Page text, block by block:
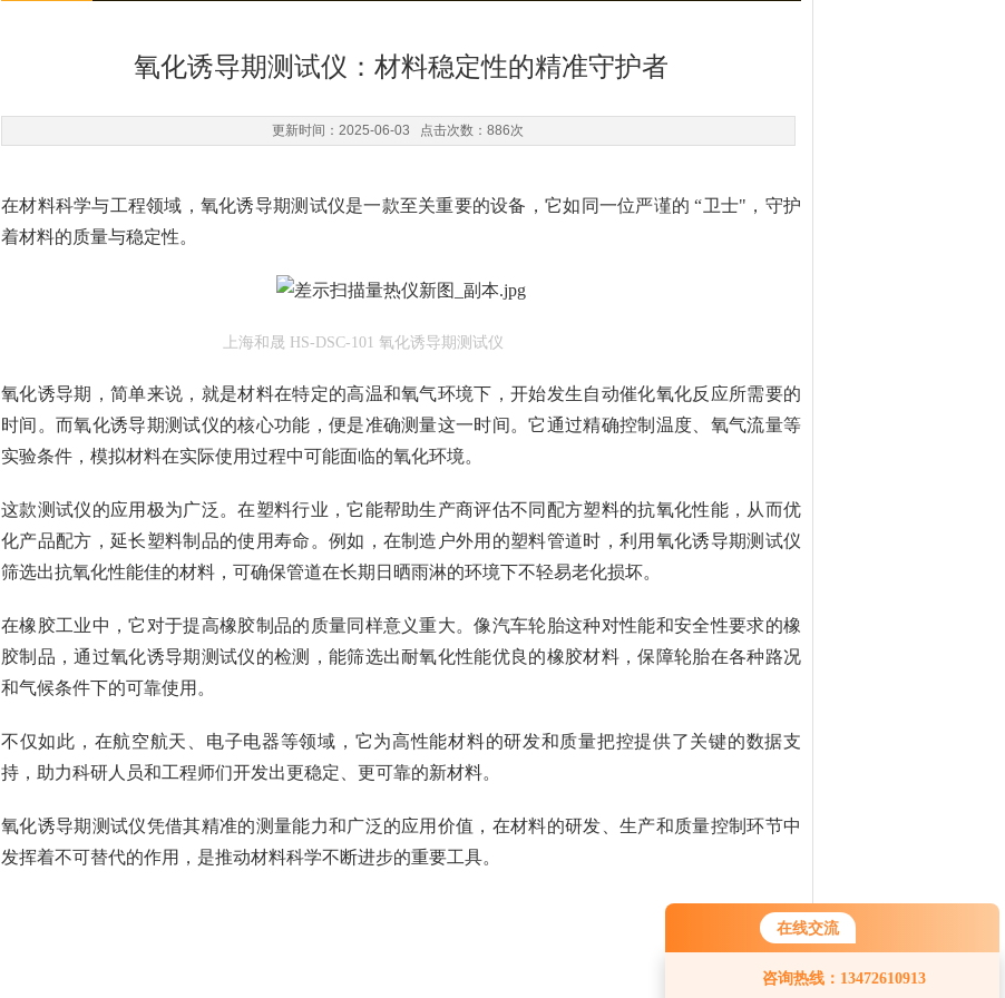
在线交流
咨询热线：13472610913
氧化诱导期测试仪：材料稳定性的精准守护者
更新时间：2025-06-03 点击次数：886次
在材料科学与工程领域，氧化诱导期测试仪是一款至关重要的设备，它如同一位严谨的 “卫士"，守护
着材料的质量与稳定性。
上海和晟 HS-DSC-101 氧化诱导期测试仪
氧化诱导期，简单来说，就是材料在特定的高温和氧气环境下，开始发生自动催化氧化反应所需要的
时间。而氧化诱导期测试仪的核心功能，便是准确测量这一时间。它通过精确控制温度、氧气流量等
实验条件，模拟材料在实际使用过程中可能面临的氧化环境。
这款测试仪的应用极为广泛。在塑料行业，它能帮助生产商评估不同配方塑料的抗氧化性能，从而优
化产品配方，延长塑料制品的使用寿命。例如，在制造户外用的塑料管道时，利用氧化诱导期测试仪
筛选出抗氧化性能佳的材料，可确保管道在长期日晒雨淋的环境下不轻易老化损坏。
在橡胶工业中，它对于提高橡胶制品的质量同样意义重大。像汽车轮胎这种对性能和安全性要求的橡
胶制品，通过氧化诱导期测试仪的检测，能筛选出耐氧化性能优良的橡胶材料，保障轮胎在各种路况
和气候条件下的可靠使用。
不仅如此，在航空航天、电子电器等领域，它为高性能材料的研发和质量把控提供了关键的数据支
持，助力科研人员和工程师们开发出更稳定、更可靠的新材料。
氧化诱导期测试仪凭借其精准的测量能力和广泛的应用价值，在材料的研发、生产和质量控制环节中
发挥着不可替代的作用，是推动材料科学不断进步的重要工具。